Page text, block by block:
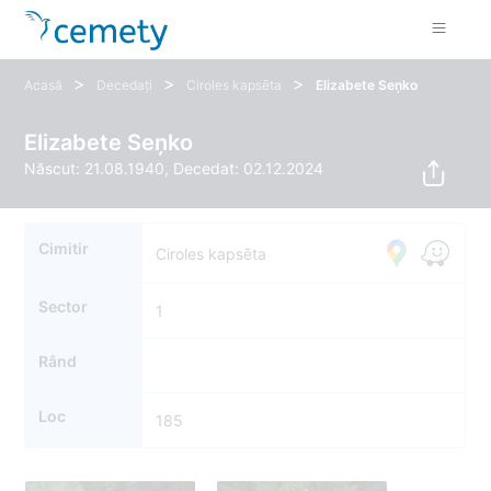
Acasă > Decedați > Ciroles kapsēta > Elizabete Seņko
Elizabete Seņko
Născut: 21.08.1940, Decedat: 02.12.2024
Cimitir Ciroles kapsēta
Sector 1
Rând
Loc 185